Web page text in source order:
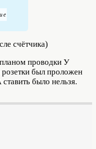
счётчика)
проводки У
розетки был проложен
было нельзя.